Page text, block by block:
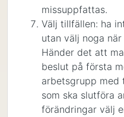
missuppfattas.
Välj tillfällen: ha
utan välj noga
Händer det att
beslut på första
arbetsgrupp med
som ska slutföra
förändringar välj